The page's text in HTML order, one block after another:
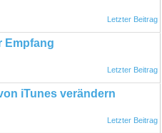
Empfang
iTunes verändern